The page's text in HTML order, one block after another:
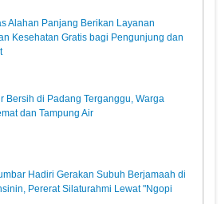
Alahan Panjang Berikan Layanan
Kesehatan Gratis bagi Pengunjung dan
Bersih di Padang Terganggu, Warga
dan Tampung Air
Hadiri Gerakan Subuh Berjamaah di
Pererat Silaturahmi Lewat "Ngopi